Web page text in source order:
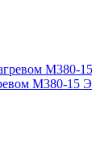
М380-15 Э